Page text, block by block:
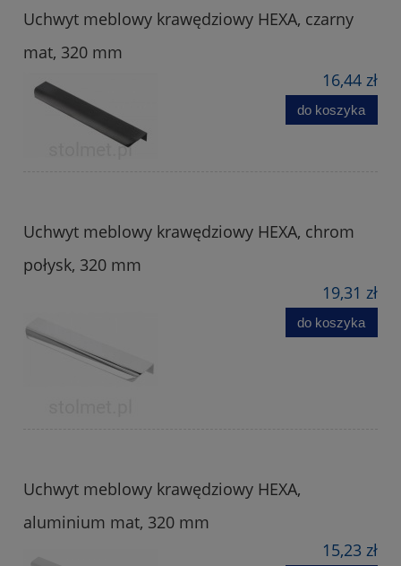
Uchwyt meblowy krawędziowy HEXA, czarny
mat, 320 mm
16,44 zł
do koszyka
Uchwyt meblowy krawędziowy HEXA, chrom
połysk, 320 mm
19,31 zł
do koszyka
Uchwyt meblowy krawędziowy HEXA,
aluminium mat, 320 mm
15,23 zł